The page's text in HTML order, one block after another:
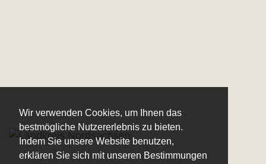
Wir verwenden Cookies, um Ihnen das
bestmögliche Nutzererlebnis zu bieten.
Indem Sie unsere Website benutzen,
erklären Sie sich mit unseren Bestimmungen